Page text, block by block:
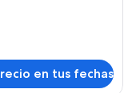
en tus fechas